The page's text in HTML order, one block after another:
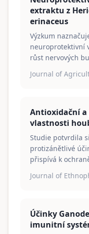
extraktu z
erinaceus
Výzkum
neuroprotektivní
růst nervových
Journal of
Antioxidační
vlastnosti
Studie potvrdila
protizánětlivé
přispívá k
Journal of
Účinky
imunitní